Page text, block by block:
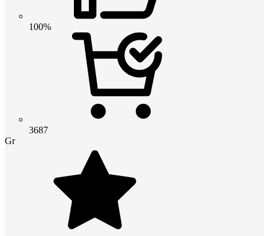
100%
3687
Gr